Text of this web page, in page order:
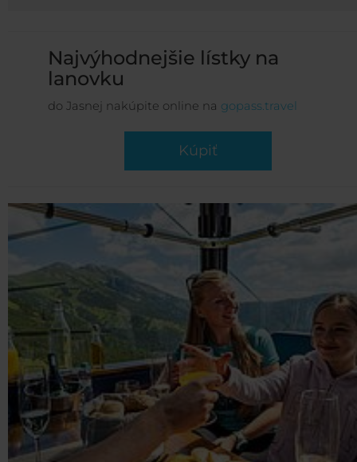
Najvýhodnejšie lístky na
lanovku
do Jasnej nakúpite online na gopass.travel
Kúpiť